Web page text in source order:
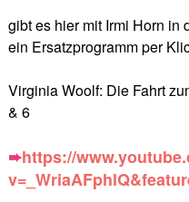
gibt es hier mit Irmi Horn in
ein Ersatzprogramm per
Virginia Woolf: Die Fahrt
& 6
➨https://